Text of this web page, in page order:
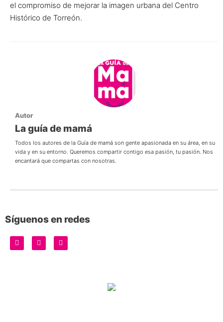
el compromiso de mejorar la imagen urbana del Centro
Histórico de Torreón.
Autor
La guía de mamá
Todos los autores de la Guía de mamá son gente apasionada en su área, en su
vida y en su entorno. Queremos compartir contigo esa pasión, tu pasión. Nos
encantará que compartas con nosotras.
Síguenos en redes